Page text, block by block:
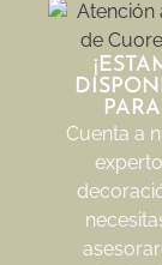
Cuenta a